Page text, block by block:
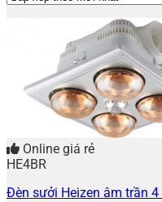
Online giá rẻ
HE4BR
Đèn sưởi Heizen âm trần